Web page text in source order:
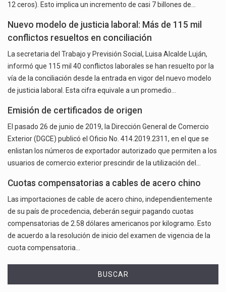
12 ceros). Esto implica un incremento de casi 7 billones de…
Nuevo modelo de justicia laboral: Más de 115 mil
conflictos resueltos en conciliación
La secretaria del Trabajo y Previsión Social, Luisa Alcalde Luján,
informó que 115 mil 40 conflictos laborales se han resuelto por la
vía de la conciliación desde la entrada en vigor del nuevo modelo
de justicia laboral. Esta cifra equivale a un promedio…
Emisión de certificados de origen
El pasado 26 de junio de 2019, la Dirección General de Comercio
Exterior (DGCE) publicó el Oficio No. 414.2019.2311, en el que se
enlistan los números de exportador autorizado que permiten a los
usuarios de comercio exterior prescindir de la utilización del…
Cuotas compensatorias a cables de acero chino
Las importaciones de cable de acero chino, independientemente
de su país de procedencia, deberán seguir pagando cuotas
compensatorias de 2.58 dólares americanos por kilogramo. Esto
de acuerdo a la resolución de inicio del examen de vigencia de la
cuota compensatoria…
BUSCAR